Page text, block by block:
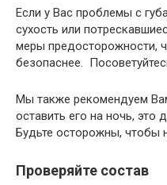
Если у Вас проблемы с
сухость или
меры предосторожности,
безопаснее.
Мы также рекомендуем
оставить его на ночь, это
Будьте осторожны, чтобы
Проверяйте состав